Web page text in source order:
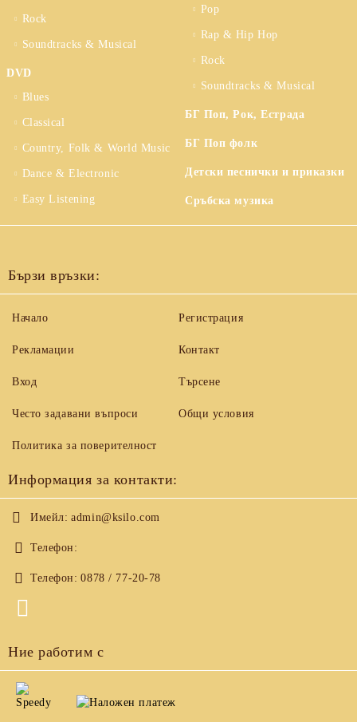
Rock
Soundtracks & Musical
DVD
Blues
Classical
Country, Folk & World Music
Dance & Electronic
Easy Listening
Pop
Rap & Hip Hop
Rock
Soundtracks & Musical
БГ Поп, Рок, Естрада
БГ Поп фолк
Детски песнички и приказки
Сръбска музика
Бързи връзки:
Начало
Рекламации
Вход
Често задавани въпроси
Регистрация
Контакт
Търсене
Общи условия
Политика за поверителност
Информация за контакти:
Имейл: admin@ksilo.com
Телефон:
Телефон: 0878 / 77-20-78
Ние работим с